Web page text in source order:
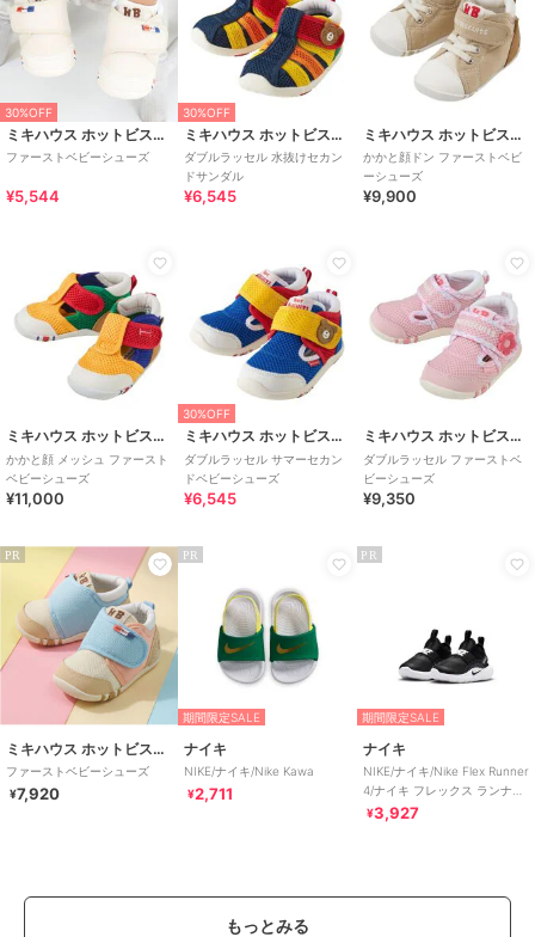
30%OFF
ミキハウス ホットビスケッツ
ファーストベビーシューズ
¥5,544
30%OFF
ミキハウス ホットビスケッツ
ダブルラッセル 水抜けセカン
ドサンダル
¥6,545
ミキハウス ホットビスケッツ
かかと顔ドン ファーストベビ
ーシューズ
¥9,900
ミキハウス ホットビスケッツ
かかと顔 メッシュ ファースト
ベビーシューズ
¥11,000
30%OFF
ミキハウス ホットビスケッツ
ダブルラッセル サマーセカン
ドベビーシューズ
¥6,545
ミキハウス ホットビスケッツ
ダブルラッセル ファーストベ
ビーシューズ
¥9,350
PR
ミキハウス ホットビスケッツ
ファーストベビーシューズ
¥7,920
PR
期間限定SALE
ナイキ
NIKE/ナイキ/Nike Kawa
¥2,711
PR
期間限定SALE
ナイキ
NIKE/ナイキ/Nike Flex Runner
4/ナイキ フレックス ランナー
4¥3,927
もっとみる